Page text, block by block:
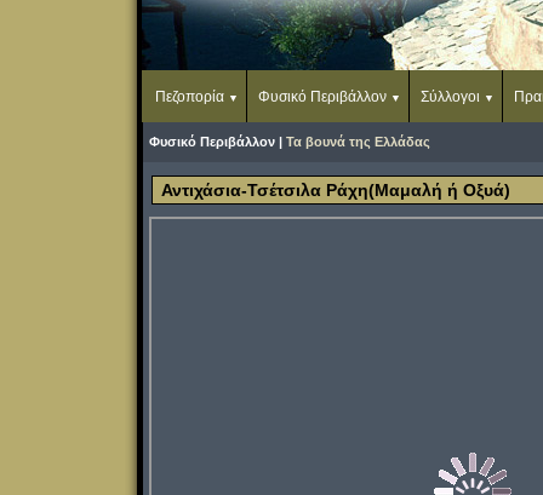
Πεζοπορία Φυσικό Περιβάλλον Σύλλογοι
Φυσικό Περιβάλλον | Τα βουνά της Ελλάδας
Αντιχάσια-Τσέτσιλα Ράχη(Μαμαλή ή Οξυά)